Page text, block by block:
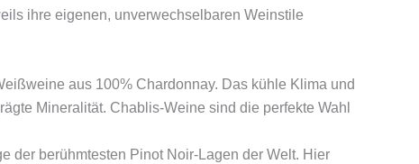
ihre eigenen, unverwechselbaren Weinstile
aus 100% Chardonnay. Das kühle Klima und
Mineralität. Chablis-Weine sind die perfekte Wahl
der berühmtesten Pinot Noir-Lagen der Welt. Hier